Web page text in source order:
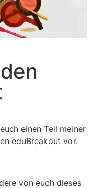
einen Teil meiner
eduBreakout vor.
von euch dieses